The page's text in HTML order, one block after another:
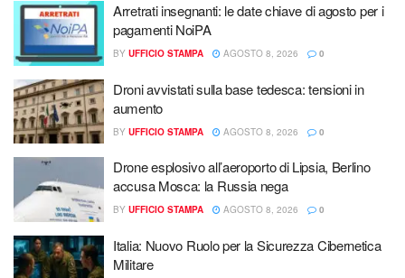
Arretrati insegnanti: le date chiave di agosto per i
pagamenti NoiPA
BY UFFICIO STAMPA AGOSTO 8, 2026 0
Droni avvistati sulla base tedesca: tensioni in
aumento
BY UFFICIO STAMPA AGOSTO 8, 2026 0
Drone esplosivo all’aeroporto di Lipsia, Berlino
accusa Mosca: la Russia nega
BY UFFICIO STAMPA AGOSTO 8, 2026 0
Italia: Nuovo Ruolo per la Sicurezza Cibernetica
Militare